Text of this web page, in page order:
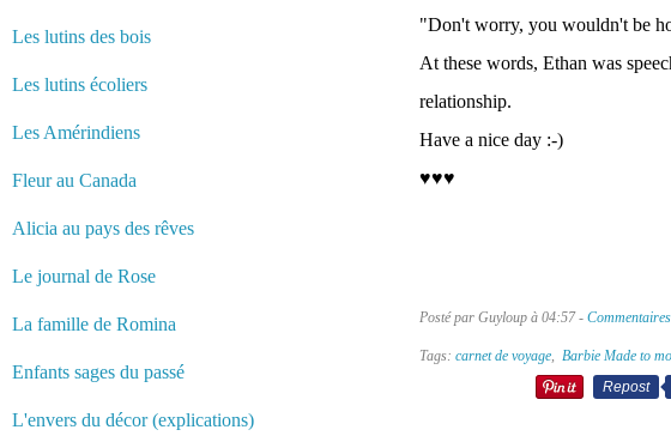
Les lutins des bois
Les lutins écoliers
Les Amérindiens
Fleur au Canada
Alicia au pays des rêves
Le journal de Rose
La famille de Romina
Enfants sages du passé
L'envers du décor (explications)
"Don't worry, you wouldn't be
At these words, Ethan was
relationship.
Have a nice day :-)
♥♥♥
Posté par Guyloup à 04:57 -
Tags: carnet de voyage, Barbie Made to
Repost